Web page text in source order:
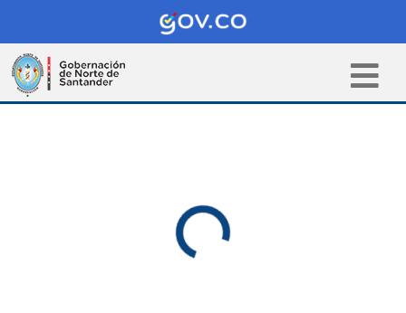
Pasar al contenido principal
Cargando...